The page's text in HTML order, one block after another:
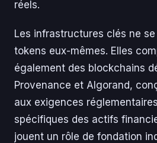
réels.
Les infrastructures clés ne
tokens eux-mêmes. Elles
également des blockchains
Provenance et Algorand,
aux exigences
spécifiques des actifs
jouent un rôle de fondation